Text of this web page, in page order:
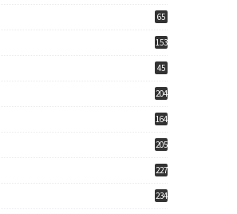
65
153
45
204
164
205
227
234